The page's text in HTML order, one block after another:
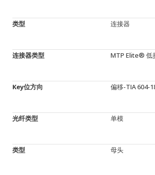
类型 连接器
连接器类型 MTP Elite® 低
Key位方向 偏移-TIA 604-
光纤类型 单模
类型 母头